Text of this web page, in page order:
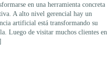
en una herramienta concreta
A alto nivel gerencial hay un
artificial está transformando su
Luego de visitar muchos clientes en